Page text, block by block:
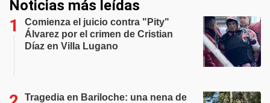
Noticias más leídas
Comienza el juicio contra "Pity"
Álvarez por el crimen de Cristian
Díaz en Villa Lugano
Tragedia en Bariloche: una nena de